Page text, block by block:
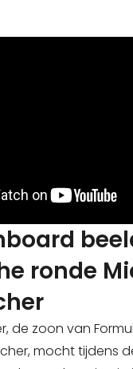
ronde
de zoon van
mocht tijdens